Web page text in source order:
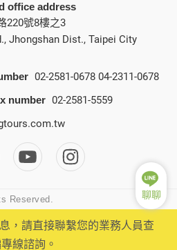
，請直接聯繫您的業務人員查
線諮詢。
聊聊
office address
220號8樓之3
Jhongshan Dist., Taipei City
02-2581-0678 04-2311-0678
number 02-2581-5559
Reserved.